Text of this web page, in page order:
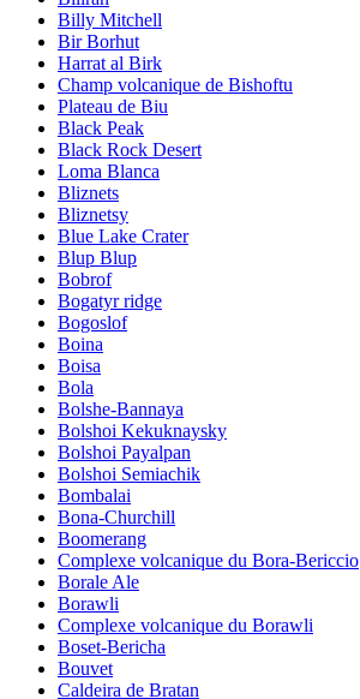
Billy Mitchell
Bir Borhut
Harrat al Birk
Champ volcanique de Bishoftu
Plateau de Biu
Black Peak
Black Rock Desert
Loma Blanca
Bliznets
Bliznetsy
Blue Lake Crater
Blup Blup
Bobrof
Bogatyr ridge
Bogoslof
Boina
Boisa
Bola
Bolshe-Bannaya
Bolshoi Kekuknaysky
Bolshoi Payalpan
Bolshoi Semiachik
Bombalai
Bona-Churchill
Boomerang
Complexe volcanique du Bora-Bericcio
Borale Ale
Borawli
Complexe volcanique du Borawli
Boset-Bericha
Bouvet
Caldeira de Bratan